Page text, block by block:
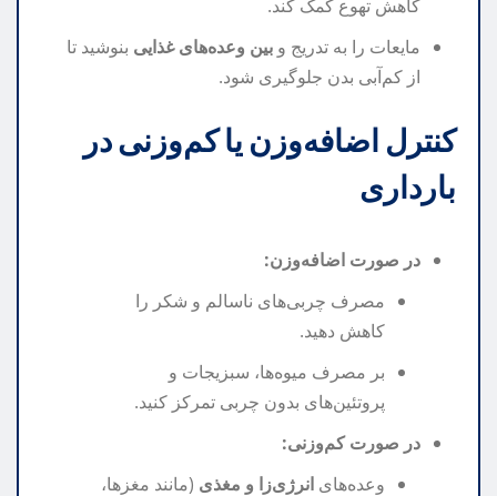
کاهش تهوع کمک کند.
مایعات را به تدریج و بین وعده‌های غذایی بنوشید تا
از کم‌آبی بدن جلوگیری شود.
کنترل اضافه‌وزن یا کم‌وزنی در
بارداری
در صورت اضافه‌وزن:
مصرف چربی‌های ناسالم و شکر را
کاهش دهید.
بر مصرف میوه‌ها، سبزیجات و
پروتئین‌های بدون چربی تمرکز کنید.
در صورت کم‌وزنی:
وعده‌های انرژی‌زا و مغذی (مانند مغزها،